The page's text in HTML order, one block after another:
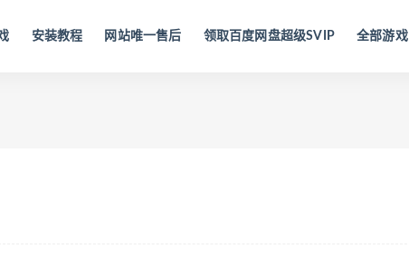
安装教程 网站唯一售后 领取百度网盘超级SVIP 全部游戏